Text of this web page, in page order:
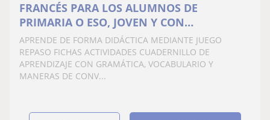
FRANCÉS PARA LOS ALUMNOS DE
PRIMARIA O ESO, JOVEN Y CON
BACHILLERATO HECHO RECIENTEMENTE
CARMONA
APRENDE DE FORMA DIDÁCTICA MEDIANTE JUEGO
REPASO FICHAS ACTIVIDADES CUADERNILLO DE
APRENDIZAJE CON GRAMÁTICA, VOCABULARIO Y
MANERAS DE CONV...